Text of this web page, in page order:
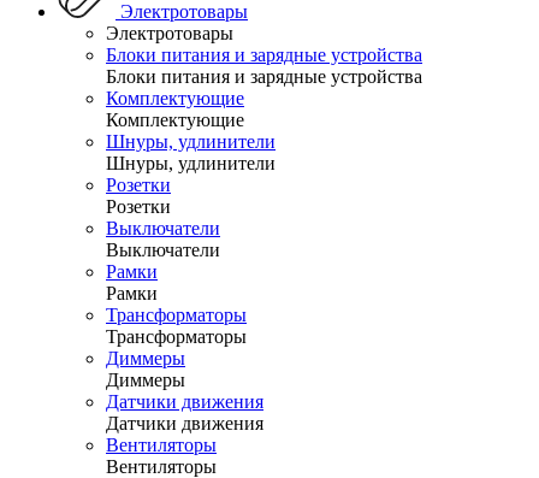
Электротовары
Электротовары
Блоки питания и зарядные устройства
Блоки питания и зарядные устройства
Комплектующие
Комплектующие
Шнуры, удлинители
Шнуры, удлинители
Розетки
Розетки
Выключатели
Выключатели
Рамки
Рамки
Трансформаторы
Трансформаторы
Диммеры
Диммеры
Датчики движения
Датчики движения
Вентиляторы
Вентиляторы